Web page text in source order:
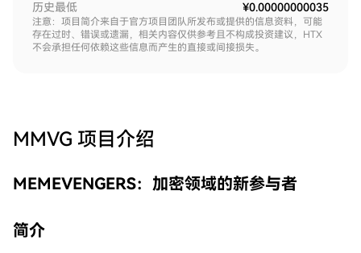
历史最低
¥0.00000000035
注意：项目简介来自于官方项目团队所发布或提供的信息资料，可能
存在过时、错误或遗漏，相关内容仅供参考且不构成投资建议，HTX
不会承担任何依赖这些信息而产生的直接或间接损失。
MMVG 项目介绍
MEMEVENGERS：加密领域的新参与者
简介